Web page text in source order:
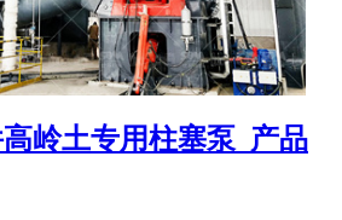
岭土专用柱塞泵_产品